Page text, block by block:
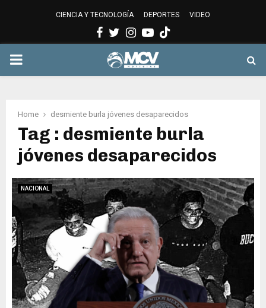
CIENCIA Y TECNOLOGÍA DEPORTES VIDEO
Facebook
Twitter
Instagram
Youtube
PRIMARY
Home desmiente burla jóvenes desaparecidos
Tag : desmiente burla
jóvenes desaparecidos
NACIONAL